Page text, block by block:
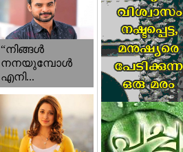
“നിങ്ങള്‍
നനയുമ്പോള്‍
എനി...